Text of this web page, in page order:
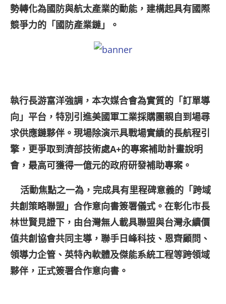
勢轉化為國防與航太產業的動能，建構起具有國際
競爭力的「國防產業鏈」。
執行長游富洋強調，本次媒合會為實質的「訂單導
向」平台，特別引進美國軍工業採購團親自到場尋
求供應鏈夥伴。現場除演示具戰場實績的長航程引
擎，更爭取到濟部技術處A+的專案補助計畫說明
會，最高可獲得一億元的政府研發補助專案。
活動焦點之一為，完成具有里程碑意義的「跨域
共創策略聯盟」合作意向書簽署儀式。在彰化市長
林世賢見證下，由台灣無人載具聯盟與台灣永續價
值共創協會共同主導，聯手日峰科技、恩齊顧問、
領導力企管、英特內軟體及傑能系統工程等跨領域
夥伴，正式簽署合作意向書。